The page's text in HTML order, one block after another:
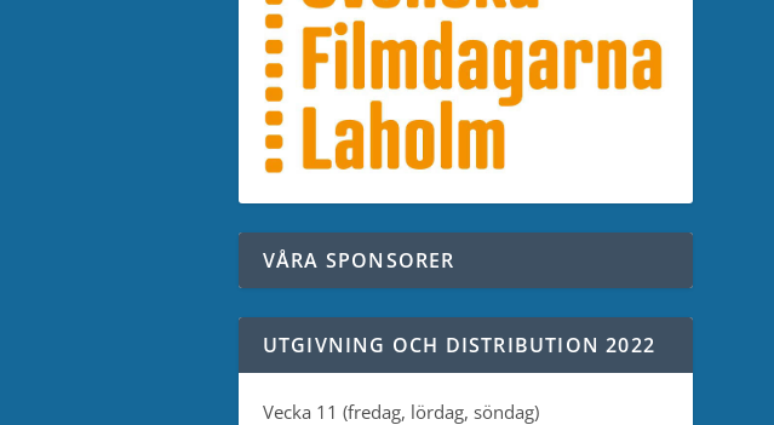
VÅRA SPONSORER
UTGIVNING OCH DISTRIBUTION 2022
Vecka 11 (fredag, lördag, söndag)